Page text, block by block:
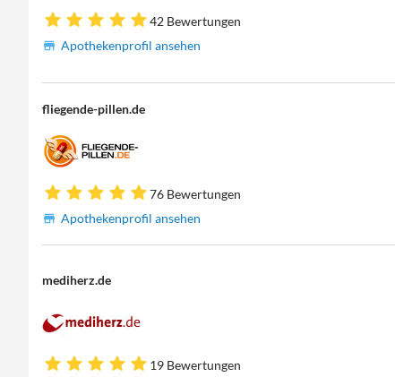
42 Bewertungen
Apothekenprofil ansehen
fliegende-pillen.de
76 Bewertungen
Apothekenprofil ansehen
mediherz.de
19 Bewertungen